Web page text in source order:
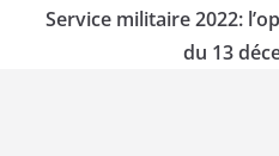
Service militaire 2022:
du 13